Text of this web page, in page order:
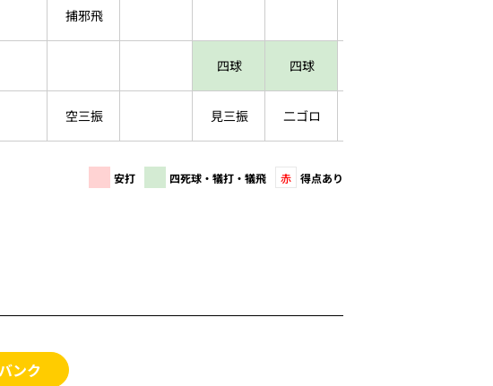
捕邪飛
四球 四球
空三振 見三振 二ゴロ
安打 四死球・犠打・犠飛 赤 得点あり
ンク